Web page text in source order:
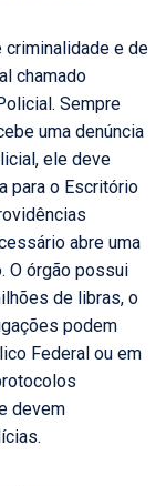
criminalidade e de
chamado
Sempre
uma denúncia
ele deve
para o Escritório
abre uma
O órgão possui
de libras, o
podem
Federal ou em
devem